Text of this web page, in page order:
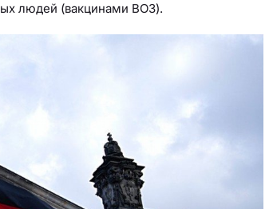
людей (вакцинами ВОЗ).